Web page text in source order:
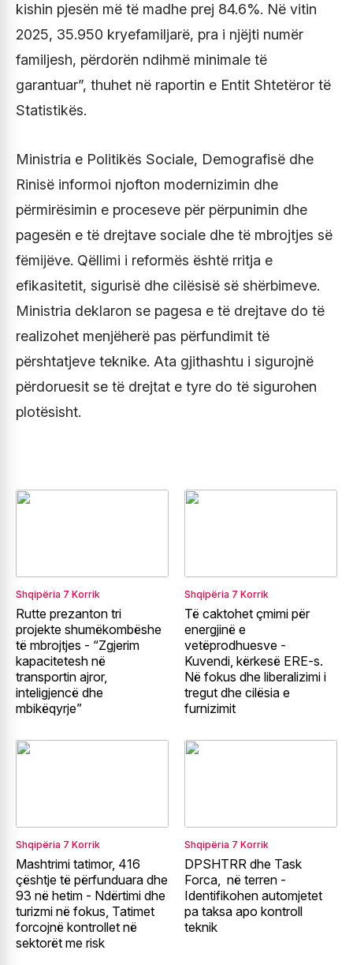
kishin pjesën më të madhe prej 84.6%. Në vitin
2025, 35.950 kryefamiljarë, pra i njëjti numër
familjesh, përdorën ndihmë minimale të
garantuar”, thuhet në raportin e Entit Shtetëror të
Statistikës.
Ministria e Politikës Sociale, Demografisë dhe
Rinisë informoi njofton modernizimin dhe
përmirësimin e proceseve për përpunimin dhe
pagesën e të drejtave sociale dhe të mbrojtjes së
fëmijëve. Qëllimi i reformës është rritja e
efikasitetit, sigurisë dhe cilësisë së shërbimeve.
Ministria deklaron se pagesa e të drejtave do të
realizohet menjëherë pas përfundimit të
përshtatjeve teknike. Ata gjithashtu i sigurojnë
përdoruesit se të drejtat e tyre do të sigurohen
plotësisht.
Shqipëria 7 Korrik
Rutte prezanton tri
projekte shumëkombëshe
të mbrojtjes - “Zgjerim
kapacitetesh në
transportin ajror,
inteligjencë dhe
mbikëqyrje”
Shqipëria 7 Korrik
Të caktohet çmimi për
energjinë e
vetëprodhuesve -
Kuvendi, kërkesë ERE-s.
Në fokus dhe liberalizimi i
tregut dhe cilësia e
furnizimit
Shqipëria 7 Korrik
Mashtrimi tatimor, 416
çështje të përfunduara dhe
93 në hetim - Ndërtimi dhe
turizmi në fokus, Tatimet
forcojnë kontrollet në
sektorët me risk
Shqipëria 7 Korrik
DPSHTRR dhe Task
Forca, në terren -
Identifikohen automjetet
pa taksa apo kontroll
teknik